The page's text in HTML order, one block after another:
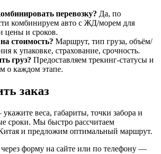
перевозку? Да, по
комбинируем авто с ЖД/морем для
цены и сроков.
стоимость? Маршрут, тип груза, объём/
к упаковке, страхование, срочность.
груз? Предоставляем трекинг-статусы и
о каждом этапе.
заказ
веса, габариты, точки забора и
сроки. Мы быстро рассчитаем
и предложим оптимальный маршрут.
форму на сайте или по телефону —